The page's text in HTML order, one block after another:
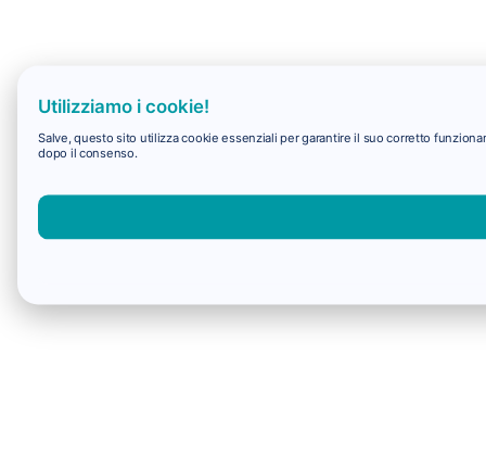
Utilizziamo i cookie!
Salve, questo sito utilizza cookie essenziali per garantire il suo corretto
dopo il consenso.